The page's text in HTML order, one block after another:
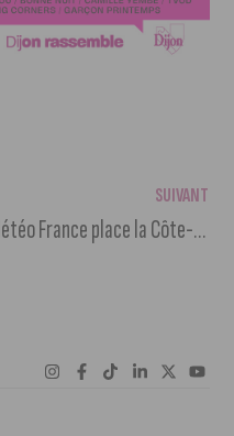
SUIVANT
Météo France place la Côte-d’Or en vigilance Orange neige et verglas